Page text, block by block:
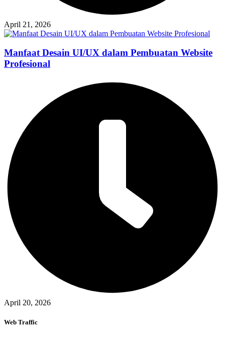
April 21, 2026
Manfaat Desain UI/UX dalam Pembuatan Website
Profesional
April 20, 2026
Web Traffic